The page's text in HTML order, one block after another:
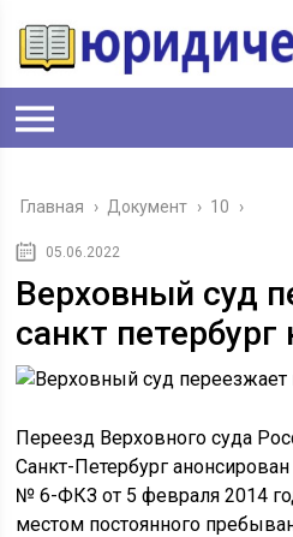
Главная › Документ › 10 ›
05.06.2022
Верховный суд
санкт петербург
Переезд Верховного суда
Санкт-Петербург
№ 6-ФКЗ от 5 февраля 2014
местом постоянного